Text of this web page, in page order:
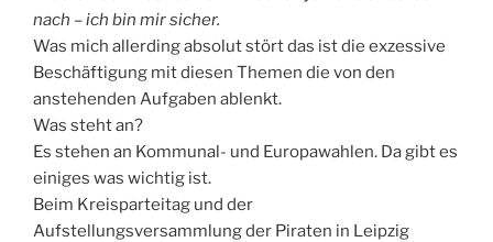
nach – ich bin mir sicher.
Was mich allerding absolut stört das ist die exzessive
Beschäftigung mit diesen Themen die von den
anstehenden Aufgaben ablenkt.
Was steht an?
Es stehen an Kommunal- und Europawahlen. Da gibt es
einiges was wichtig ist.
Beim Kreisparteitag und der
Aufstellungsversammlung der Piraten in Leipzig